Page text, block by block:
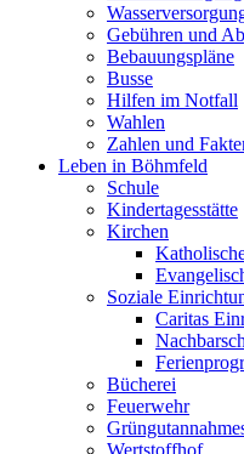
Gebühren und
Bebauungspläne
Busse
Hilfen im Notfall
Wahlen
Zahlen und
Leben in Böhmfeld
Schule
Kindertagesstätte
Kirchen
Soziale
Caritas
Bücherei
Feuerwehr
Wertstoffhof